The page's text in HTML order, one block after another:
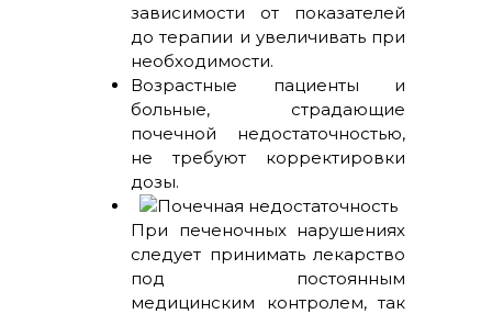
зависимости от показателей
до терапии и увеличивать при
необходимости.
Возрастные пациенты и
больные, страдающие
почечной недостаточностью,
не требуют корректировки
дозы.
При печеночных нарушениях
следует принимать лекарство
под постоянным
медицинским контролем, так